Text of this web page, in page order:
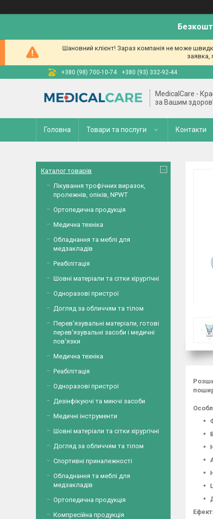
Шановний клієнт! Зараз компанія не може
заявка,
+380 (98) 700-10-74 +380 (93) 332-92-44
MedicalCare -
за Вашим
Головна Товари та послуги Контакти
Ефект:
Каталог товарів
Лікування трофічних виразок,
пролежнів, опіків, NPWT
Ортопедична продукція
Медична техніка
Обладнання та меблі для
медзакладів
Реабілітація
Шовні матеріали та сітки хірургічні
Одноразові пристрої
Догляд за обличчям та тілом
Перев'язувальні матеріали, готові
перев'язувальні засоби і медичні
пов'язки
Медична техніка
Реабілітація
Одноразові пристрої
Дезінфікуючі та миючі засоби
Медичні інструменти
Шовні матеріали та сітки хірургічні
Догляд за обличчям та тілом
Спортивні приналежності
Обладнання та меблі для
медзакладів
Ортопедична продукція
Компресійна продукція